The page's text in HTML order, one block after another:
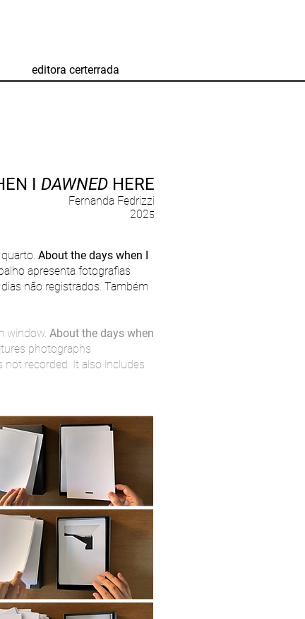
editora certerrada
I DAWNED HERE
Fernanda Fedrizzi
2025
About the days when I
apresenta fotografias
não registrados. Também
window. About the days when
photographs
recorded. It also includes